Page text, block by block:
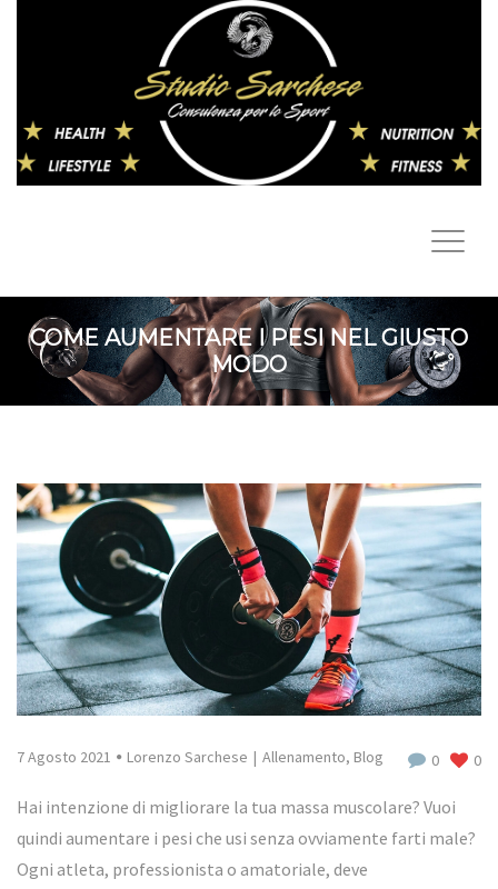
COME AUMENTARE I PESI NEL GIUSTO
MODO
7 Agosto 2021 Lorenzo Sarchese Allenamento, Blog 0 0
Hai intenzione di migliorare la tua massa muscolare? Vuoi
quindi aumentare i pesi che usi senza ovviamente farti male?
Ogni atleta, professionista o amatoriale, deve